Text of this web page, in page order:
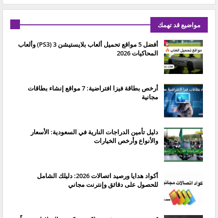
مواضيع قد تهمك
أفضل 5 مواقع تحميل ألعاب بلايستيشن 3 (PS3) وألعاب
المحاكيات 2026
أرخص بطاقة فيزا افتراضية: 7 مواقع إنشاء بطاقات
مجانية
دليل تأمين الدراجات النارية في السعودية: الأسعار
والأنواع وأرخص الخيارات
أكواد هدايا ورصيد اتصالات 2026: دليلك الشامل
للحصول على دقائق وإنترنت مجاني